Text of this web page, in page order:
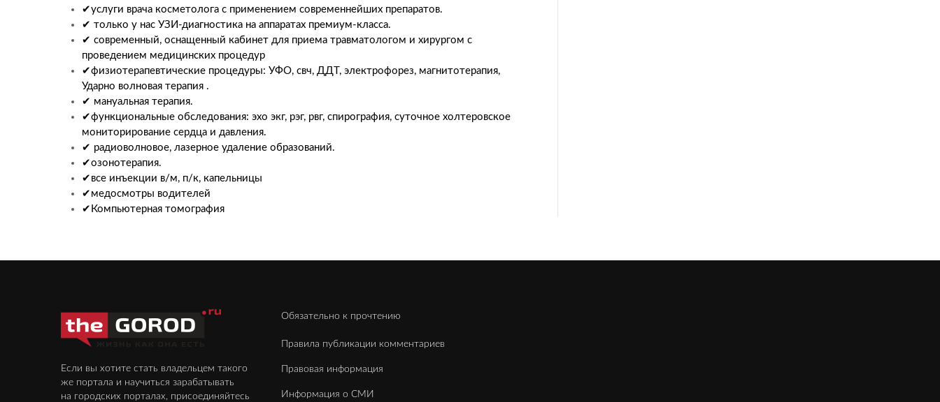
✔услуги врача косметолога с применением современнейших препаратов.
✔ только у нас УЗИ-диагностика на аппаратах премиум-класса.
✔ современный, оснащенный кабинет для приема травматологом и хирургом с
проведением медицинских процедур
✔физиотерапевтические процедуры: УФО, свч, ДДТ, электрофорез, магнитотерапия,
Ударно волновая терапия .
✔ мануальная терапия.
✔функциональные обследования: эхо экг, рэг, рвг, спирография, суточное холтеровское
мониторирование сердца и давления.
✔ радиоволновое, лазерное удаление образований.
✔озонотерапия.
✔все инъекции в/м, п/к, капельницы
✔медосмотры водителей
✔Компьютерная томография
Обязательно к прочтению
Правила публикации комментариев
Правовая информация
Информация о СМИ
Если вы хотите стать владельцем такого
же портала и научиться зарабатывать
на городских порталах, присоединяйтесь